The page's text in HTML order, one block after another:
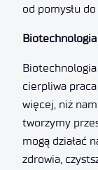
od pomysłu
cierpliwa
więcej, niż
tworzymy
mogą działać
zdrowia,